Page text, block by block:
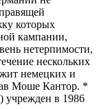
которых
кампании,
нетерпимости,
нескольких
немецких и
Моше Кантор. *
учрежден в 1986